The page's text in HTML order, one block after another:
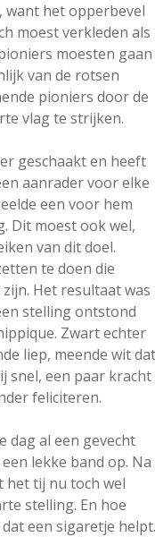
want het opperbevel
moest verkleden als
moesten gaan
van de rotsen
pioniers door de
vlag te strijken.
geschaakt en heeft
aanrader voor elke
een voor hem
Dit moest ook wel,
van dit doel.
te doen die
Het resultaat was
stelling ontstond
Zwart echter
liep, meende wit dat
snel, een paar kracht
feliciteren.
dag al een gevecht
lekke band op. Na
het tij nu toch wel
stelling. En hoe
een sigaretje helpt.